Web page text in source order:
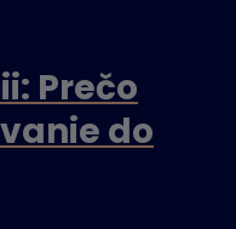
Prečo
do